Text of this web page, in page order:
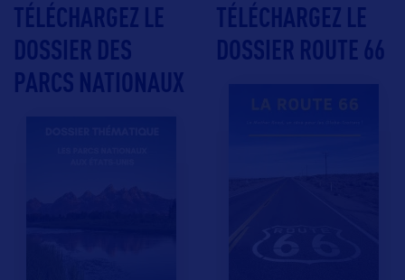
TÉLÉCHARGEZ LE
DOSSIER DES
PARCS NATIONAUX
TÉLÉCHARGEZ LE
DOSSIER ROUTE 66